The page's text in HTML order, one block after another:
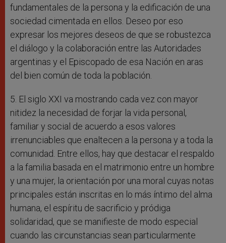
fundamentales de la persona y la edificación de una
sociedad cimentada en ellos. Deseo por eso
expresar los mejores deseos de que se robustezca
el diálogo y la colaboración entre las Autoridades
argentinas y el Episcopado de esa Nación en aras
del bien común de toda la población.
5. El siglo XXI va mostrando cada vez con mayor
nitidez la necesidad de forjar la vida personal,
familiar y social de acuerdo a esos valores
irrenunciables que enaltecen a la persona y a toda la
comunidad. Entre ellos, hay que destacar el respaldo
a la familia basada en el matrimonio entre un hombre
y una mujer, la orientación por una moral cuyas notas
principales están inscritas en lo más íntimo del alma
humana, el espíritu de sacrificio y pródiga
solidaridad, que se manifieste de modo especial
cuando las circunstancias sean particularmente